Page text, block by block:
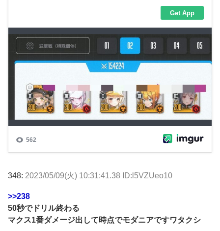
348: 2023/05/09(火) 10:31:41.38 ID:l5VZUeo10
>>238
50秒でドリル終わる
マクス1番ダメージ出して時点でモダニアですワタクシ